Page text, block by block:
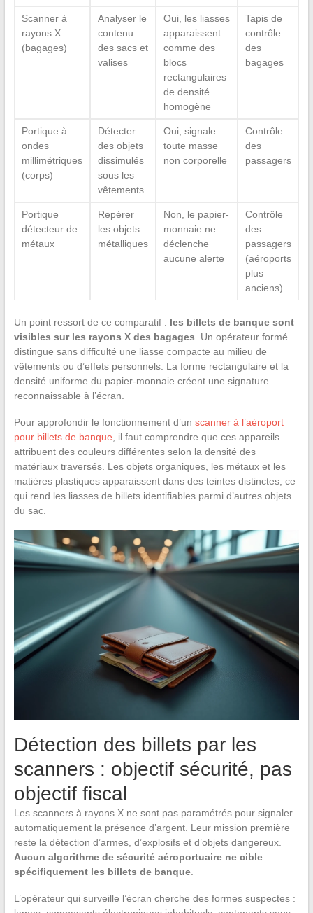
Scanner à
rayons X
(bagages)
Analyser le
contenu
des sacs et
valises
Oui, les liasses
apparaissent
comme des
blocs
rectangulaires
de densité
homogène
Tapis de
contrôle
des
bagages
Portique à
ondes
millimétriques
(corps)
Détecter
des objets
dissimulés
sous les
vêtements
Oui, signale
toute masse
non corporelle
Contrôle
des
passagers
Portique
détecteur de
métaux
Repérer
les objets
métalliques
Non, le papier-
monnaie ne
déclenche
aucune alerte
Contrôle
des
passagers
(aéroports
plus
anciens)
Un point ressort de ce comparatif : les billets de banque sont
visibles sur les rayons X des bagages . Un opérateur formé
distingue sans difficulté une liasse compacte au milieu de
vêtements ou d’effets personnels. La forme rectangulaire et la
densité uniforme du papier-monnaie créent une signature
reconnaissable à l’écran.
Pour approfondir le fonctionnement d’un scanner à l’aéroport
pour billets de banque , il faut comprendre que ces appareils
attribuent des couleurs différentes selon la densité des
matériaux traversés. Les objets organiques, les métaux et les
matières plastiques apparaissent dans des teintes distinctes, ce
qui rend les liasses de billets identifiables parmi d’autres objets
du sac.
Détection des billets par les
scanners : objectif sécurité, pas
objectif fiscal
Les scanners à rayons X ne sont pas paramétrés pour signaler
automatiquement la présence d’argent. Leur mission première
reste la détection d’armes, d’explosifs et d’objets dangereux.
Aucun algorithme de sécurité aéroportuaire ne cible
spécifiquement les billets de banque.
L’opérateur qui surveille l’écran cherche des formes suspectes :